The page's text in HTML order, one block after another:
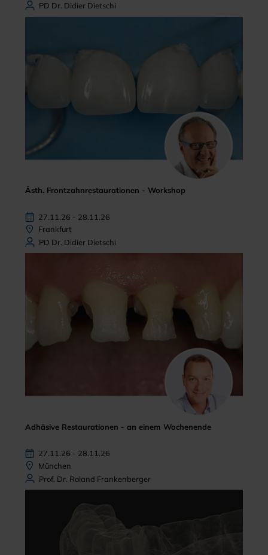
PD Dr. Didier Dietschi
Ästh. Frontzahnrestaurationen - Workshop
27.11.26 - 28.11.26
Frankfurt
PD Dr. Didier Dietschi
Adhäsive Restaurationen - an einem Wochenende
27.11.26 - 28.11.26
München
Prof. Dr. Roland Frankenberger